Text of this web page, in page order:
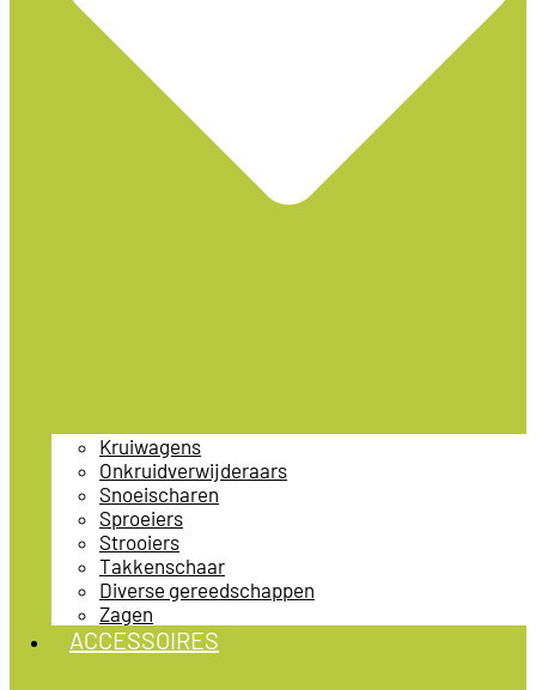
Kruiwagens
Onkruidverwijderaars
Snoeischaren
Sproeiers
Strooiers
Takkenschaar
Diverse gereedschappen
Zagen
ACCESSOIRES